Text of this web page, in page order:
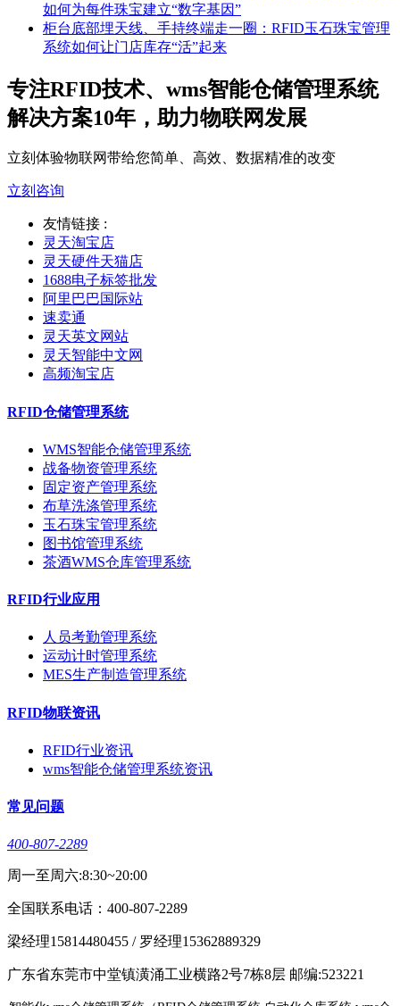
如何为每件珠宝建立“数字基因”
柜台底部埋天线、手持终端走一圈：RFID玉石珠宝管理
系统如何让门店库存“活”起来
专注RFID技术、wms智能仓储管理系统
解决方案10年，助力物联网发展
立刻体验物联网带给您简单、高效、数据精准的改变
立刻咨询
友情链接 :
灵天淘宝店
灵天硬件天猫店
1688电子标签批发
阿里巴巴国际站
速卖通
灵天英文网站
灵天智能中文网
高频淘宝店
RFID仓储管理系统
WMS智能仓储管理系统
战备物资管理系统
固定资产管理系统
布草洗涤管理系统
玉石珠宝管理系统
图书馆管理系统
茶酒WMS仓库管理系统
RFID行业应用
人员考勤管理系统
运动计时管理系统
MES生产制造管理系统
RFID物联资讯
RFID行业资讯
wms智能仓储管理系统资讯
常见问题
400-807-2289
周一至周六:8:30~20:00
全国联系电话：400-807-2289
梁经理15814480455 / 罗经理15362889329
广东省东莞市中堂镇潢涌工业横路2号7栋8层 邮编:523221